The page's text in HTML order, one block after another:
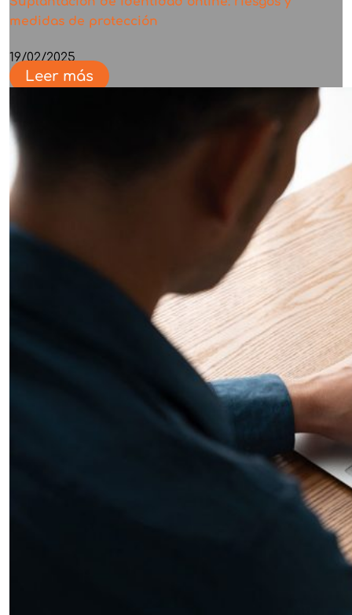
medidas de protección
19/02/2025
Leer más